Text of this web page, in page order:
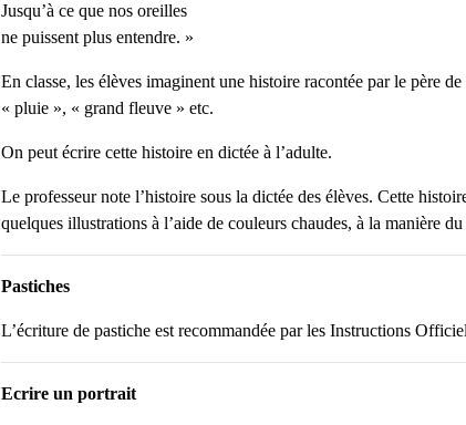
Jusqu’à ce que nos oreilles
ne puissent plus entendre. »
En classe, les élèves imaginent une histoire racontée par le père
« pluie », « grand fleuve » etc.
On peut écrire cette histoire en dictée à l’adulte.
Le professeur note l’histoire sous la dictée des élèves. Cette
quelques illustrations à l’aide de couleurs chaudes, à la manière
Pastiches
L’écriture de pastiche est recommandée par les Instructions
Ecrire un portrait